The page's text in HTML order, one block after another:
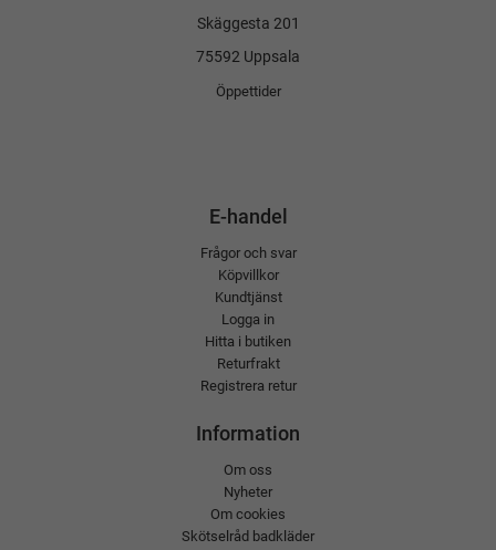
Skäggesta 201
75592 Uppsala
Öppettider
E-handel
Frågor och svar
Köpvillkor
Kundtjänst
Logga in
Hitta i butiken
Returfrakt
Registrera retur
Information
Om oss
Nyheter
Om cookies
Skötselråd badkläder